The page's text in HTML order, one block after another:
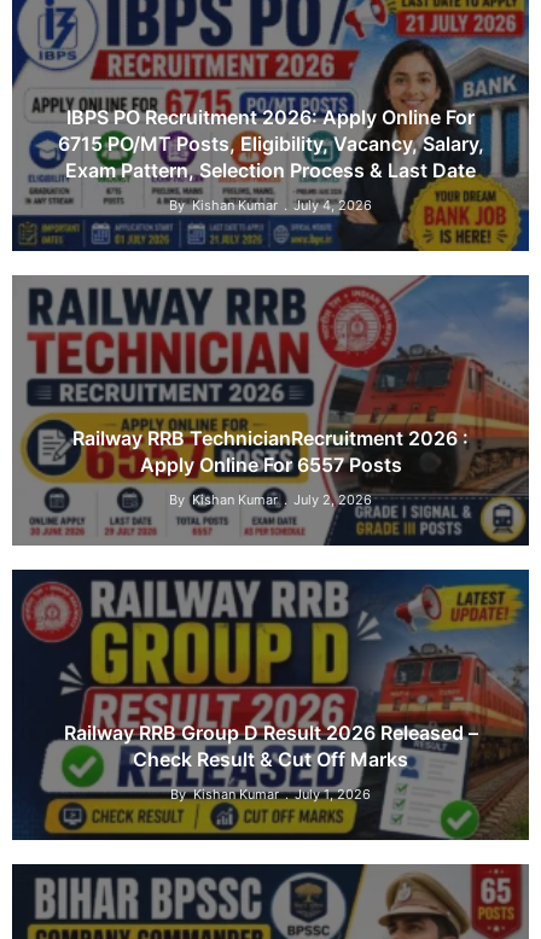
IBPS PO Recruitment 2026: Apply Online For
6715 PO/MT Posts, Eligibility, Vacancy, Salary,
Exam Pattern, Selection Process & Last Date
By Kishan Kumar July 4, 2026
Railway RRB TechnicianRecruitment 2026 :
Apply Online For 6557 Posts
By Kishan Kumar July 2, 2026
Railway RRB Group D Result 2026 Released –
Check Result & Cut Off Marks
By Kishan Kumar July 1, 2026